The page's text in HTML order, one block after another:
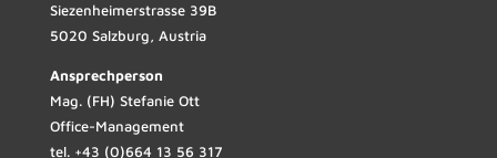
Siezenheimerstrasse 39B
5020 Salzburg, Austria
Ansprechperson
Mag. (FH) Stefanie Ott
Office-Management
tel. +43 (0)664 13 56 317